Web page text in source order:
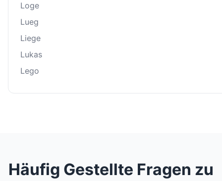
Loge
Lueg
Liege
Lukas
Lego
Häufig Gestellte Fragen zu